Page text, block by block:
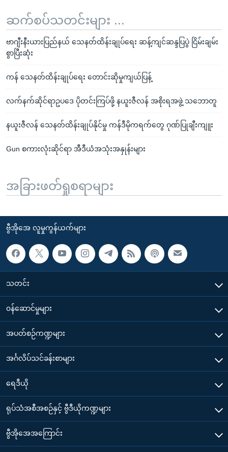
ဆက်စပ်သတင်းများ ...
ဗာဂျီးနီးယားပြည်နယ် သေနတ်ထိန်းချုပ်ရေး ဆန့်ကျင်ဆန္ဒပြပွဲ ငြိမ်းချမ်း
စွာပြီးဆုံး
ကန် သေနတ်ထိန်းချုပ်ရေး တောင်းဆိုမှုကျယ်ပြန့်
လက်နက်ဆိုင်ရာဥပဒေ ပိုတင်းကြပ်ဖို့ နယူးဇီလန် အစိုးရအဖွဲ့ သဘောတူ
နယူးဇီလန် သေနတ်ထိန်းချုပ်နိုင်မှု ကန်ဒီမိုကရက်တွေ ဂုဏ်ပြုချီးကျူး
Gun စကားလုံးဆိုင်ရာ အီဒီယံအသုံးအနှုန်းများ
အခြားဖတ်ရှုစရာများ
ဗွီအိုအေ လူမှုကွန်ယက်များ
သတင်း
၀န်ဆောင်မှုများ
အပတ်စဉ်ကဏ္ဍများ
အင်္ဂလိပ်သင်ခန်းစာများ
ရေဒီယို
ရုပ်သံအစီအစဉ်နှင့် ဗွီဒီယိုကဏ္ဍများ
ဗွီအိုအေအကြောင်း